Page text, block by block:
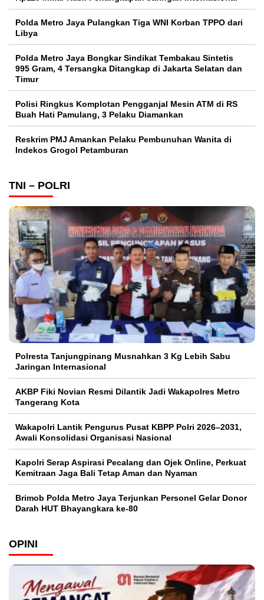
Polda Metro Jaya Pulangkan Tiga WNI Korban TPPO dari
Libya
Polda Metro Jaya Bongkar Sindikat Tembakau Sintetis
995 Gram, 4 Tersangka Ditangkap di Jakarta Selatan dan
Timur
Polisi Ringkus Komplotan Pengganjal Mesin ATM di RS
Buah Hati Pamulang, 3 Pelaku Diamankan
Reskrim PMJ Amankan Pelaku Pembunuhan Wanita di
Indekos Grogol Petamburan
TNI – POLRI
Polresta Tanjungpinang Musnahkan 3 Kg Lebih Sabu
Jaringan Internasional
AKBP Fiki Novian Resmi Dilantik Jadi Wakapolres Metro
Tangerang Kota
Wakapolri Lantik Pengurus Pusat KBPP Polri 2026–2031,
Awali Konsolidasi Organisasi Nasional
Kapolri Serap Aspirasi Pecalang dan Ojek Online, Perkuat
Kemitraan Jaga Bali Tetap Aman dan Nyaman
Brimob Polda Metro Jaya Terjunkan Personel Gelar Donor
Darah HUT Bhayangkara ke-80
OPINI